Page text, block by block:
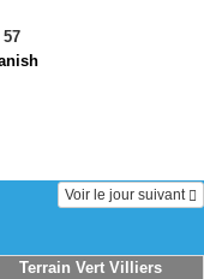
57
Voir le jour suivant
Terrain Vert Villiers